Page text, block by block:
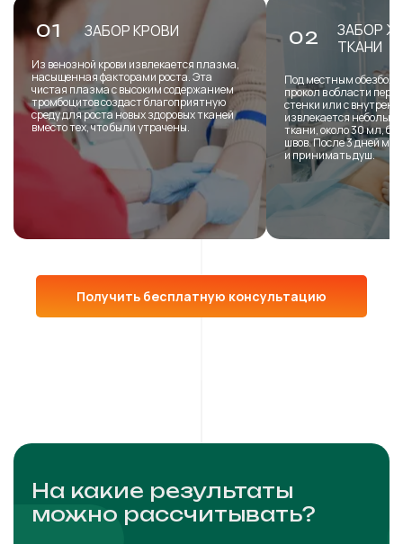
01 ЗАБОР КРОВИ
Из венозной крови извлекается плазма,
насыщенная факторами роста. Эта
чистая плазма с высоким содержанием
тромбоцитов создаст благоприятную
среду для роста новых здоровых тканей
вместо тех, что были утрачены.
02
ЗАБОР
ТКАНИ
Под местным
прокол в области
стенки или с
извлекается
ткани, около 30 мл,
швов. После 3 дней
и принимать душ.
Получить бесплатную консультацию
На какие результаты
можно рассчитывать?